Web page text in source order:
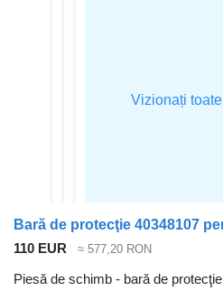
110 EUR ≈ 577,20 RON
Piesă de schimb - bară de protecţie